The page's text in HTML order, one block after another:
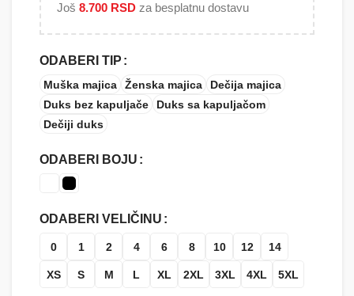
Još 8.700 RSD za besplatnu dostavu
ODABERI TIP
Muška majica Ženska majica
Dečija majica
Duks bez kapuljače
Duks sa kapuljačom
Dečiji duks
ODABERI BOJU
ODABERI VELIČINU
0 1 2 4 6 8 10 12 14
XS S M L XL 2XL 3XL 4XL 5XL